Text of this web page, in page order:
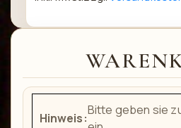
werden
auf.
der
Produktseite
gewählt
Hinweis:
Bitte geben sie